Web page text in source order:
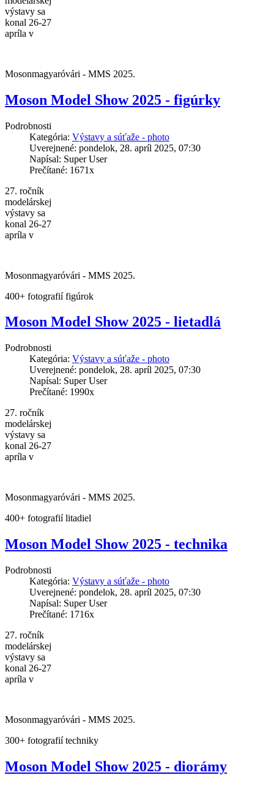
výstavy sa
konal 26-27
apríla v
Mosonmagyaróvári - MMS 2025.
Moson Model Show 2025 - figúrky
Podrobnosti
Kategória: Výstavy a súťaže - photo
Uverejnené: pondelok, 28. apríl 2025, 07:30
Napísal: Super User
Prečítané: 1671x
27. ročník
modelárskej
výstavy sa
konal 26-27
apríla v
Mosonmagyaróvári - MMS 2025.
400+ fotografií figúrok
Moson Model Show 2025 - lietadlá
Podrobnosti
Kategória: Výstavy a súťaže - photo
Uverejnené: pondelok, 28. apríl 2025, 07:30
Napísal: Super User
Prečítané: 1990x
27. ročník
modelárskej
výstavy sa
konal 26-27
apríla v
Mosonmagyaróvári - MMS 2025.
400+ fotografií litadiel
Moson Model Show 2025 - technika
Podrobnosti
Kategória: Výstavy a súťaže - photo
Uverejnené: pondelok, 28. apríl 2025, 07:30
Napísal: Super User
Prečítané: 1716x
27. ročník
modelárskej
výstavy sa
konal 26-27
apríla v
Mosonmagyaróvári - MMS 2025.
300+ fotografií techniky
Moson Model Show 2025 - diorámy